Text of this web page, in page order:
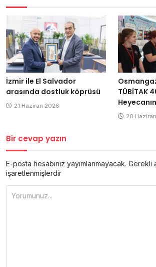
İzmir ile El Salvador
arasında dostluk köprüsü
21 Haziran 2026
TÜBİTAK
20
Bir cevap yazın
E-posta hesabınız yayımlanmayacak. Gerekli
işaretlenmişlerdir